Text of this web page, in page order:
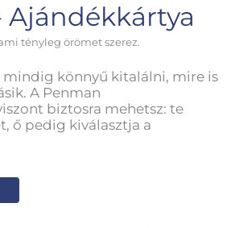
Ajándékkártya
tényleg örömet szerez.
mindig könnyű kitalálni, mire is
A Penman
biztosra mehetsz: te
ő pedig kiválasztja a